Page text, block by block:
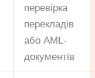
перевірка
перекладів
або AML-
документів